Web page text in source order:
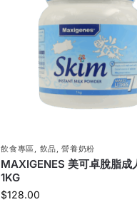
飲食專區, 飲品,營養奶粉
MAXIGENES 美可卓脫脂成
1KG
$128.00